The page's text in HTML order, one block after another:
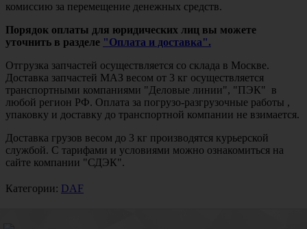
комиссию за перемещение денежных средств.
Порядок оплаты для юридических лиц вы можете
уточнить в разделе "Оплата и доставка".
Отгрузка запчастей осуществляется со склада в Москве.
Доставка запчастей МАЗ весом от 3 кг осуществляется
транспортными компаниями "Деловые линии", "ПЭК" в
любой регион РФ. Оплата за погрузо-разгрузочные работы ,
упаковку и доставку до транспортной компании не взимается.
Доставка грузов весом до 3 кг производятся курьерской
службой. С тарифами и условиями можно ознакомиться на
сайте компании "СДЭК".
Категории: DAF